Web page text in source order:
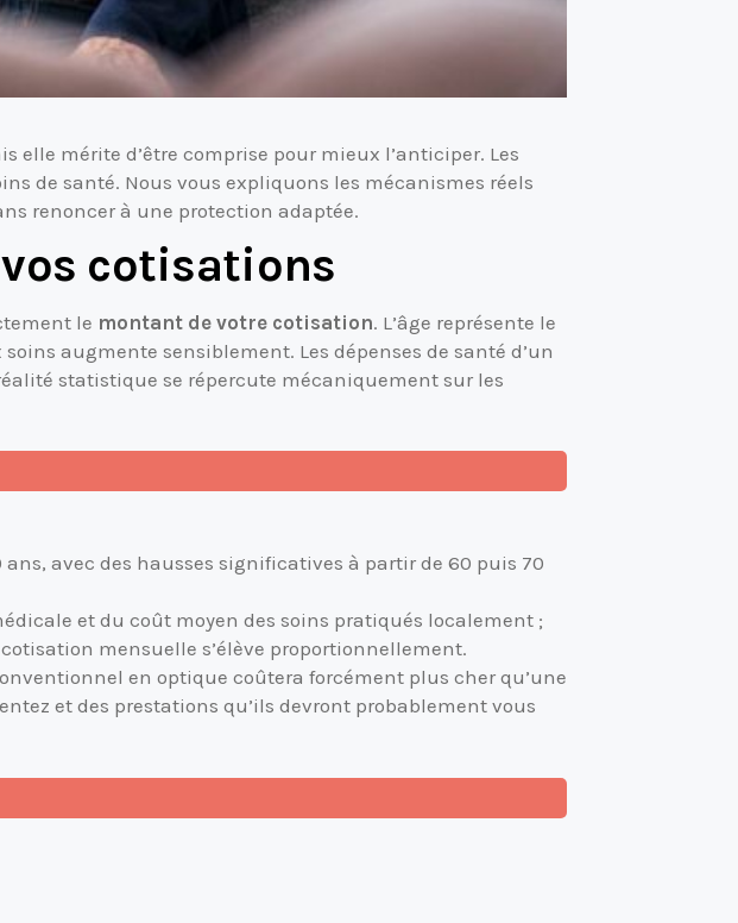
elle mérite d’être comprise pour mieux l’anticiper. Les
de santé. Nous vous expliquons les mécanismes réels
renoncer à une protection adaptée.
cotisations
le montant de votre cotisation. L’âge représente le
augmente sensiblement. Les dépenses de santé d’un
statistique se répercute mécaniquement sur les
avec des hausses significatives à partir de 60 puis 70
et du coût moyen des soins pratiqués localement ;
mensuelle s’élève proportionnellement.
en optique coûtera forcément plus cher qu’une
et des prestations qu’ils devront probablement vous